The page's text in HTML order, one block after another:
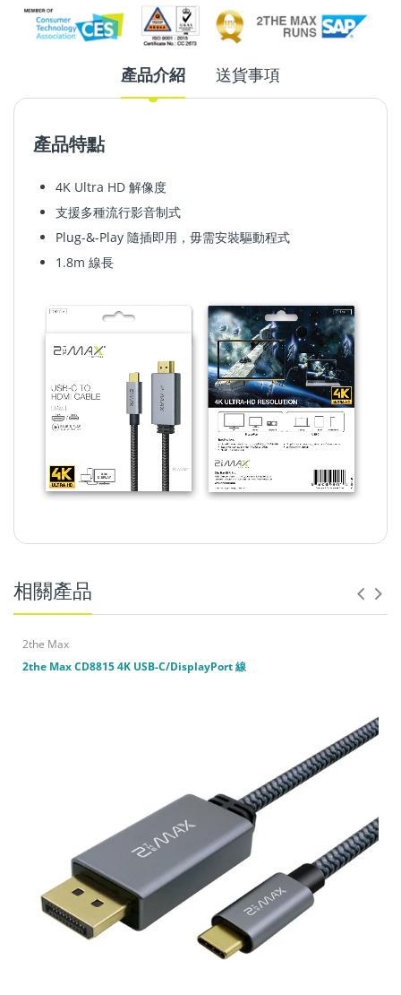
產品介紹 送貨事項
產品特點
4K Ultra HD 解像度
支援多種流行影音制式
Plug-&-Play 隨插即用，毋需安裝驅動程式
1.8m 線長
1.8m 線長
相關產品
2the Max
2the Max CD8815 4K USB-C/DisplayPort 線